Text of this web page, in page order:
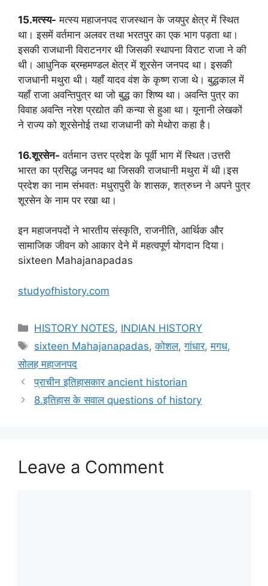
15.मत्स्य- मत्स्य महाजनपद राजस्थान के जयपुर क्षेत्र में स्थित
था। इसमें वर्तमान अलवर तथा भरतपुर का एक भाग पड़ता था।
इसकी राजधानी विराटनगर थी जिसकी स्थापना विराट राजा ने की
थी। आधुनिक ब्रम्हमण्डल क्षेत्र में शूरसेन जनपद था। इसकी
राजधानी मथुरा थी। यहाँ यादव वंश के कृष्ण राजा थे। बुद्धकाल में
यहाँ राजा अवन्तिपुत्र था जो बुद्ध का शिष्य था। अवन्ति पुत्र का
विवाह अवन्ति नरेश प्रद्योत की कन्या से हुआ था। यूनानी लेखकों
ने राज्य को शूरसेनोई तथा राजधानी को मेथोरा कहा है।
16.शूरसेन- वर्तमान उत्तर प्रदेश के पूर्वी भाग में स्थित।उत्तरी
भारत का प्रसिद्ध जनपद था जिसकी राजधानी मथुरा में थी।इस
प्रदेश का नाम संभवतः मधुरापुरी के शासक, शत्रुध्न ने अपने पुत्र
शूरसेन के नाम पर रखा था।
इन महाजनपदों ने भारतीय संस्कृति, राजनीति, आर्थिक और
सामाजिक जीवन को आकार देने में महत्वपूर्ण योगदान दिया।
sixteen Mahajanapadas
studyofhistory.com
Categories
HISTORY NOTES, INDIAN HISTORY
Tags
sixteen Mahajanapadas,कोशल,गांधार,मगध,
सोलह महाजनपद
प्राचीन इतिहासकार ancient historian
8.इतिहास के सवाल questions of history
Leave a Comment